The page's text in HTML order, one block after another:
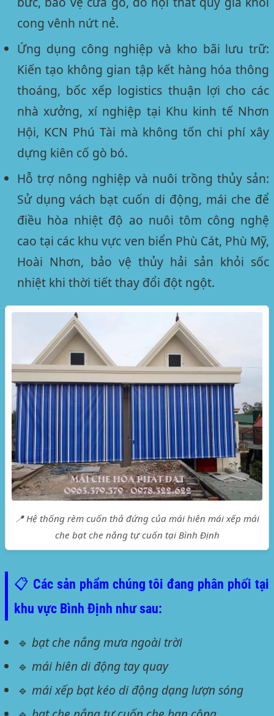
cong vênh nứt nẻ.
Ứng dụng công nghiệp và kho bãi lưu trữ:
Kiến tạo không gian tập kết hàng hóa thông
thoáng, bốc xếp logistics thuận lợi cho các
nhà xưởng, xí nghiệp tại Khu kinh tế Nhơn
Hội, KCN Phú Tài mà không tốn chi phí xây
dựng kiên cố gò bó.
Hỗ trợ nông nghiệp và nuôi trồng thủy sản:
Sử dụng vách bạt cuốn di động, mái che để
điều hòa nhiệt độ ao nuôi tôm công nghệ
cao tại các khu vực ven biển Phù Cát, Phù Mỹ,
Hoài Nhơn, bảo vệ thủy hải sản khỏi sốc
nhiệt khi thời tiết thay đổi đột ngột.
📍 Hệ thống rèm cuốn thả đứng của mái hiên mái xếp mái
che bạt che nắng tự cuốn tại Bình Định
📋 Các sản phẩm chúng tôi đang phân phối tại
khu vực Bình Định như sau:
🔹 bạt che nắng mưa ngoài trời
🔹 mái hiên di động tay quay
🔹 mái xếp bạt kéo di động dạng lượn sóng